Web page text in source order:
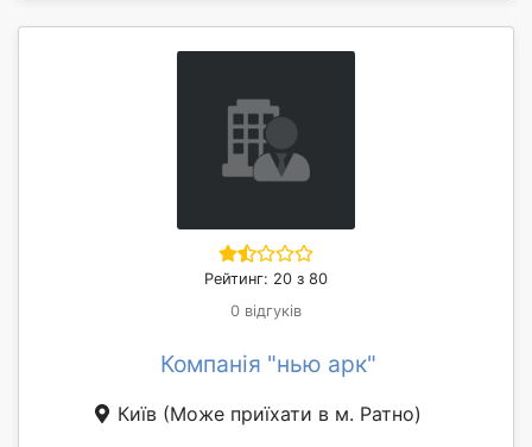
Рейтинг: 20 з 80
0 відгуків
Компанія "нью арк"
Київ (Може приїхати в м. Ратно)